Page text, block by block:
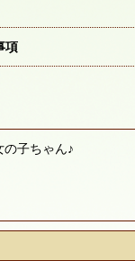
項
の子ちゃん♪